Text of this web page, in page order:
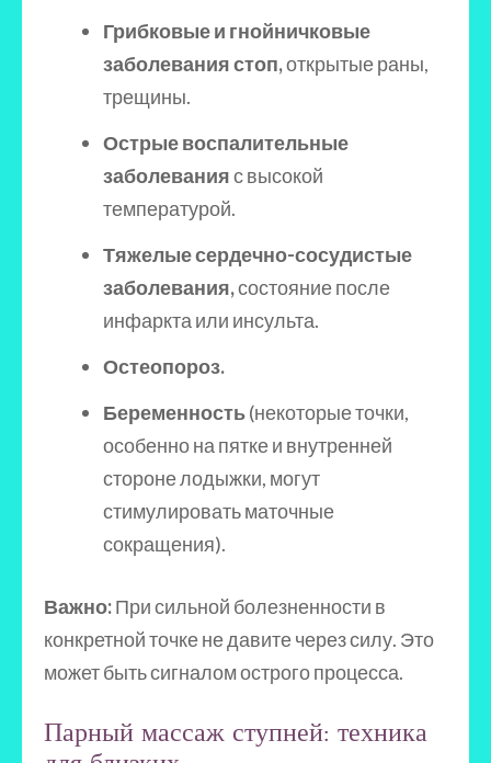
Грибковые и гнойничковые
заболевания стоп,открытые раны,
трещины.
Острые воспалительные
заболеванияс высокой
температурой.
Тяжелые сердечно-сосудистые
заболевания,состояние после
инфаркта или инсульта.
Остеопороз.
Беременность(некоторые точки,
особенно на пятке и внутренней
стороне лодыжки, могут
стимулировать маточные
сокращения).
Важно:При сильной болезненности в
конкретной точке не давите через силу. Это
может быть сигналом острого процесса.
Парный массаж ступней: техника